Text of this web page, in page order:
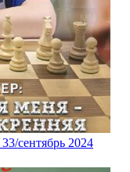
сентябрь 2024